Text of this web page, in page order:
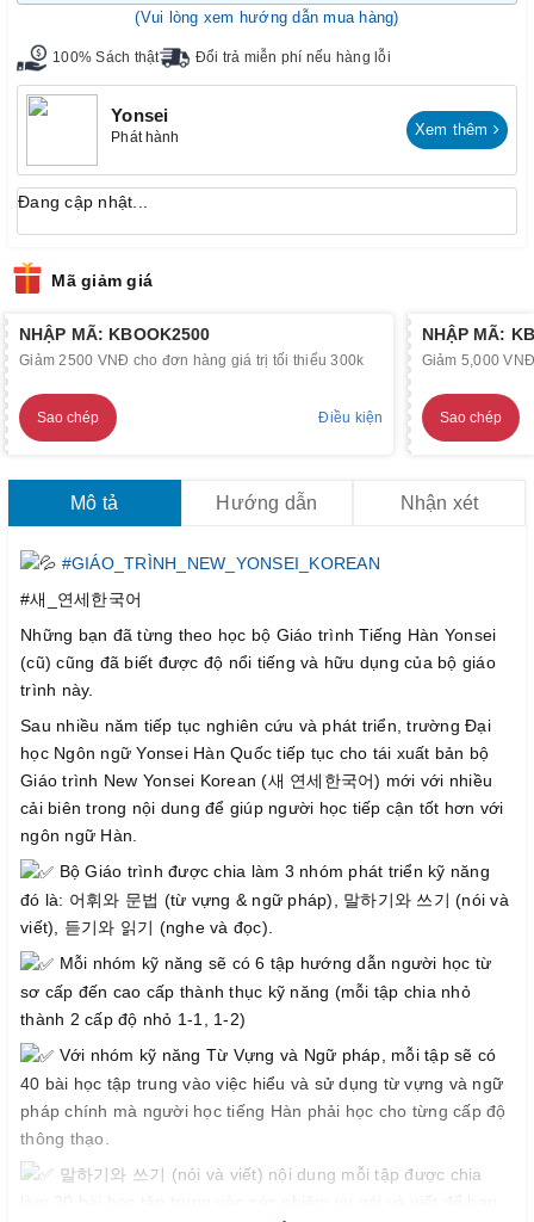
(Vui lòng xem hướng dẫn mua hàng)
100% Sách thật Đổi trả miễn phí nếu hàng lỗi
Yonsei
Phát hành Xem thêm
Đang cập nhật...
Mã giảm giá
NHẬP MÃ: KBOOK2500
Giảm 2500 VNĐ cho đơn hàng giá trị tối thiểu 300k
Sao chép Điều kiện
NHẬP MÃ:
Giảm 5,000
Sao chép
Mô tả Hướng dẫn Nhận xét
#GIÁO_TRÌNH_NEW_YONSEI_KOREAN
#새_연세한국어
Những bạn đã từng theo học bộ Giáo trình Tiếng Hàn Yonsei
(cũ) cũng đã biết được độ nổi tiếng và hữu dụng của bộ giáo
trình này.
Sau nhiều năm tiếp tục nghiên cứu và phát triển, trường Đại
học Ngôn ngữ Yonsei Hàn Quốc tiếp tục cho tái xuất bản bộ
Giáo trình New Yonsei Korean (새 연세한국어) mới với nhiều
cải biên trong nội dung để giúp người học tiếp cận tốt hơn với
ngôn ngữ Hàn.
Bộ Giáo trình được chia làm 3 nhóm phát triển kỹ năng
đó là: 어휘와 문법 (từ vựng & ngữ pháp), 말하기와 쓰기 (nói và
viết), 듣기와 읽기 (nghe và đọc).
Mỗi nhóm kỹ năng sẽ có 6 tập hướng dẫn người học từ
sơ cấp đến cao cấp thành thục kỹ năng (mỗi tập chia nhỏ
thành 2 cấp độ nhỏ 1-1, 1-2)
Với nhóm kỹ năng Từ Vựng và Ngữ pháp, mỗi tập sẽ có
40 bài học tập trung vào việc hiểu và sử dụng từ vựng và ngữ
pháp chính mà người học tiếng Hàn phải học cho từng cấp độ
thông thạo.
말하기와 쓰기 (nói và viết) nội dung mỗi tập được chia